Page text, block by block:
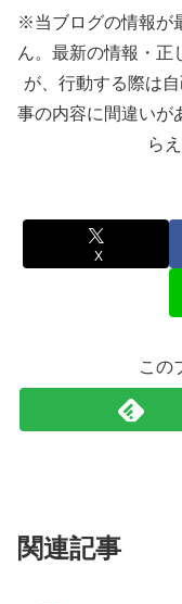
※当ブログの情報が
ん。最新の情報・正
が、行動する際は
事の内容に間違いが
ら
X
この
関連記事